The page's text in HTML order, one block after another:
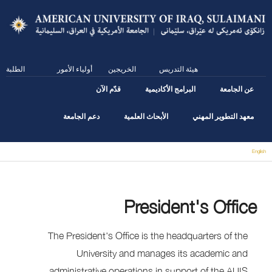
main
content
الطلبة أولياء الأمور الخريجين هيئة التدريس
عن الجامعة البرامج الأكاديمية قدّم الآن
معهد التطوير المهني الأبحاث العلمية دعم الجامعة
English
President's Office
The President's Office is the headquarters of the
University and manages its academic and